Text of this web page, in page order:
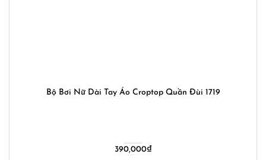
Bộ Bơi Nữ Dài Tay Áo Croptop Quần Đùi 1719
390,000₫